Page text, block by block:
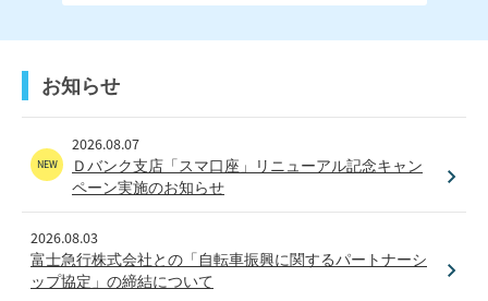
お知らせ
2026.08.07
Ｄバンク支店「スマ口座」リニューアル記念キャン
ペーン実施のお知らせ
2026.08.03
富士急行株式会社との「自転車振興に関するパートナーシ
ップ協定」の締結について